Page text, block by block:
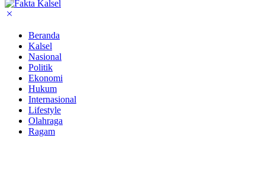
Beranda
Kalsel
Nasional
Politik
Ekonomi
Hukum
Internasional
Lifestyle
Olahraga
Ragam